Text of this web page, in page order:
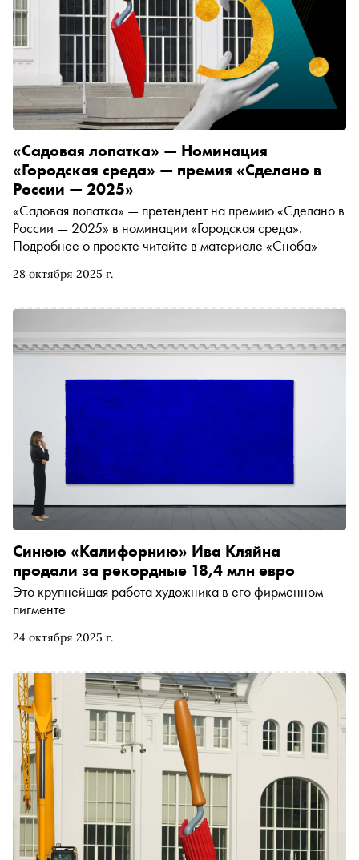
28 октября 2025 г.
«Садовая лопатка» — Номинация
«Городская среда» — премия «Сделано в
России — 2025»
«Садовая лопатка» — претендент на премию «Сделано в
России — 2025» в номинации «Городская среда».
Подробнее о проекте читайте в материале «Сноба»
24 октября 2025 г.
Синюю «Калифорнию» Ива Кляйна
продали за рекордные 18,4 млн евро
Это крупнейшая работа художника в его фирменном
пигменте